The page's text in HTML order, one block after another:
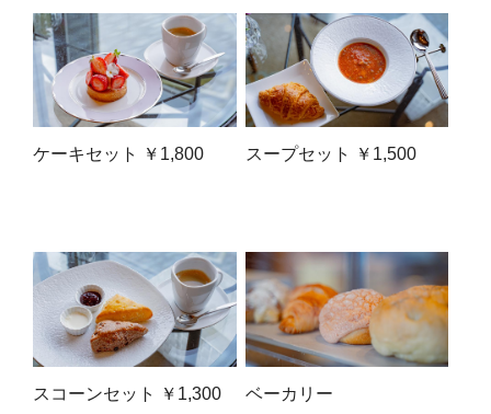
ケーキセット ￥1,800 スープセット ￥1,500
スコーンセット ￥1,300 ベーカリー